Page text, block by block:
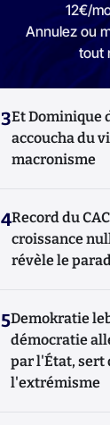
12€/
Annulez ou
tout
3Et Dominique
accoucha du
macronisme
4Record du
croissance
révèle le
5Demokratie
démocratie
par l'État, sert
l'extrémisme